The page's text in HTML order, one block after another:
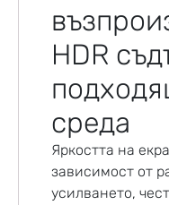
HDR
среда
Яркостта на
зависимост от
усилването,